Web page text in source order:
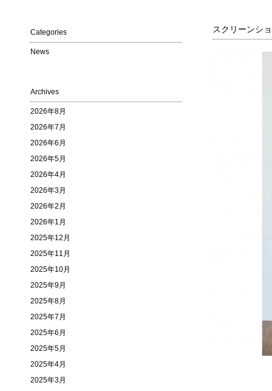
スクリーンシ
Categories
News
Archives
2026年8月
2026年7月
2026年6月
2026年5月
2026年4月
2026年3月
2026年2月
2026年1月
2025年12月
2025年11月
2025年10月
2025年9月
2025年8月
2025年7月
2025年6月
2025年5月
2025年4月
2025年3月